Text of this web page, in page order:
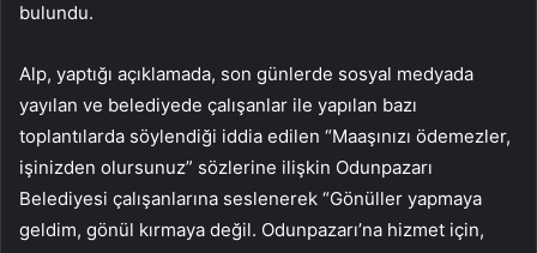
bulundu.
Alp, yaptığı açıklamada, son günlerde sosyal medyada
yayılan ve belediyede çalışanlar ile yapılan bazı
toplantılarda söylendiği iddia edilen “Maaşınızı ödemezler,
işinizden olursunuz” sözlerine ilişkin Odunpazarı
Belediyesi çalışanlarına seslenerek “Gönüller yapmaya
geldim, gönül kırmaya değil. Odunpazarı’na hizmet için,